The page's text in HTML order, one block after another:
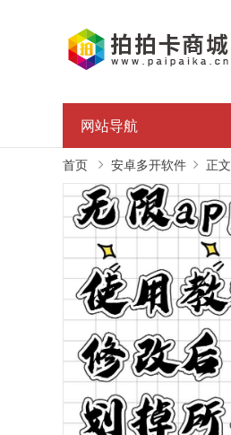
网站导航
首页 安卓多开软件 正文